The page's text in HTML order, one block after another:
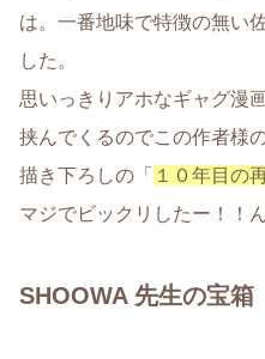
は。一番地味で特徴の無い
した。
思いっきりアホなギャグ漫
挟んでくるのでこの作者様
描き下ろしの「 １０年目の
マジでビックリしたー！！
SHOOWA 先生の宝